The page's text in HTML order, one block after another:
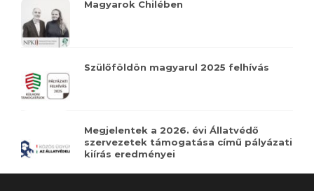
Magyarok Chilében
Szülőföldön magyarul 2025 felhívás
Megjelentek a 2026. évi Állatvédő
szervezetek támogatása című pályázati
kiírás eredményei